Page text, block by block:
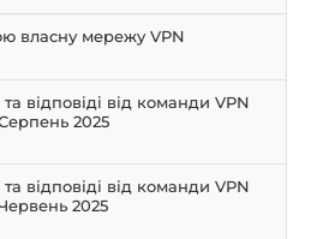
власну мережу VPN
відповіді від команди VPN
2025
відповіді від команди VPN
2025